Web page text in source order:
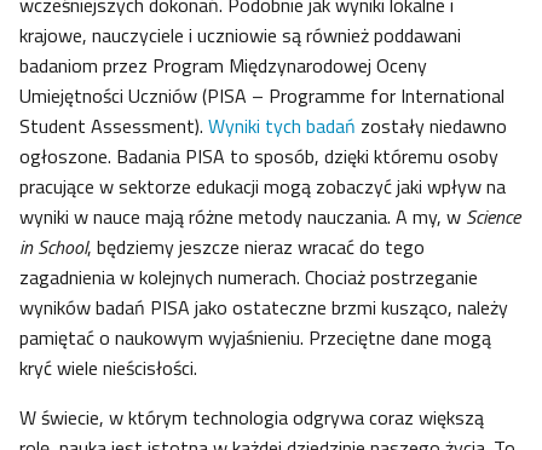
krajowe, nauczyciele i uczniowie są również poddawani
badaniom przez Program Międzynarodowej Oceny
Umiejętności Uczniów (PISA – Programme for International
Student Assessment). Wyniki tych badań zostały niedawno
ogłoszone. Badania PISA to sposób, dzięki któremu osoby
pracujące w sektorze edukacji mogą zobaczyć jaki wpływ na
wyniki w nauce mają różne metody nauczania. A my, w Science
in School, będziemy jeszcze nieraz wracać do tego
zagadnienia w kolejnych numerach. Chociaż postrzeganie
wyników badań PISA jako ostateczne brzmi kusząco, należy
pamiętać o naukowym wyjaśnieniu. Przeciętne dane mogą
kryć wiele nieścisłości.
W świecie, w którym technologia odgrywa coraz większą